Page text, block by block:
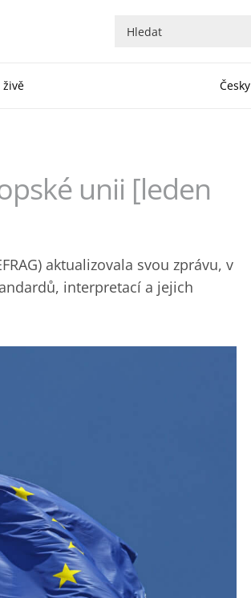
živě Česky
unii [leden
aktualizovala svou zprávu, v
interpretací a jejich